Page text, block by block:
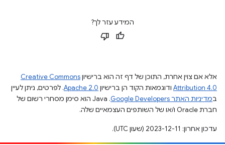
המידע עזר לך?
אלא אם צוין אחרת, התוכן של דף זה הוא ברישיוןCreative Commons
Attribution 4.0 ודוגמאות הקוד הן ברישיון Apache 2.0. לפרטים, ניתן לעיין
במדיניות האתר Google Developers‏
.‏ Java הוא סימן מסחרי רשום של
חברת Oracle ו/או של השותפים העצמאיים שלה.
עדכון אחרון: 2023-12-11 (שעון UTC).